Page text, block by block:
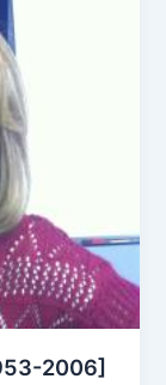
2006]